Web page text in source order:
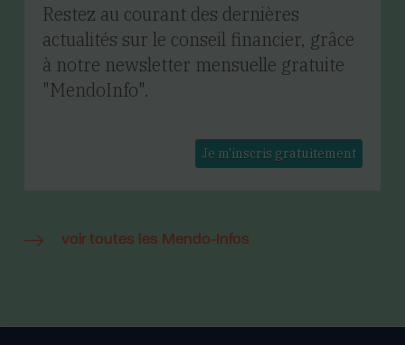
Restez au courant des dernières
actualités sur le conseil financier, grâce
à notre newsletter mensuelle gratuite
"MendoInfo".
voir toutes les Mendo-Infos